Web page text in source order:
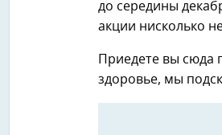
до середины
акции нисколько
Приедете вы сюда
здоровье, мы